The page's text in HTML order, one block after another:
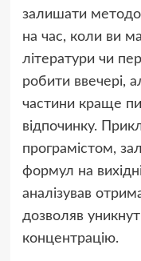
залишати
на час, коли ви
літератури чи
робити ввечері,
частини краще
відпочинку.
програмістом,
формул на
аналізував
дозволяв
концентрацію.